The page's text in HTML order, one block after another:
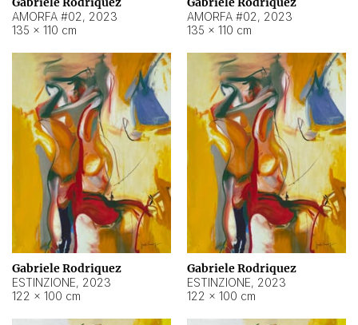
AMORFA #02, 2023
135 × 110 cm
AMORFA #02, 2023
135 × 110 cm
Gabriele Rodriquez
ESTINZIONE, 2023
122 × 100 cm
Gabriele Rodriquez
ESTINZIONE, 2023
122 × 100 cm